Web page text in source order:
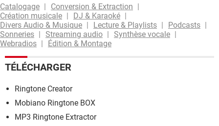
Catalogage
Conversion & Extraction
Création musicale
DJ & Karaoké
Divers Audio & Musique
Lecture & Playlists
Podcasts
Sonneries
Streaming audio
Synthèse vocale
Webradios
Édition & Montage
TÉLÉCHARGER
Ringtone Creator
Mobiano Ringtone BOX
MP3 Ringtone Extractor